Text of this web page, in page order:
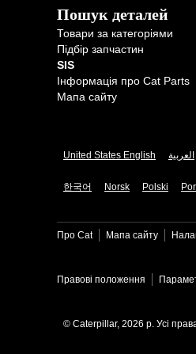
Пошук деталей
Товари за категоріями
Підбір запчастин
SIS
Інформація про Cat Parts
Мапа сайту
United States English العربية
한국어 Norsk Polski
Про Cat Мапа сайту
Правові положення
© Caterpillar, 2026 р. Усі